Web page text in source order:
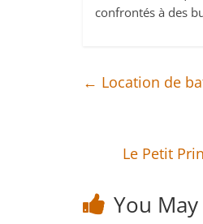
confrontés à des
← Location de
Le Petit
You